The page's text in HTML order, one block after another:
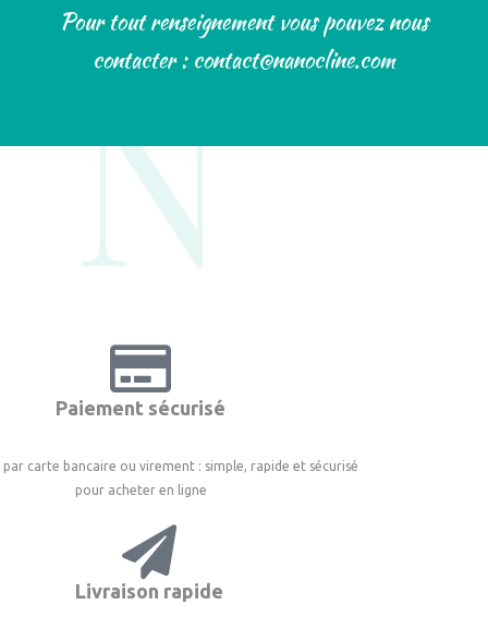
Pour tout renseignement vous pouvez nous
contacter : contact@nanocline.com
N°
Paiement sécurisé
carte bancaire ou virement : simple, rapide et sécurisé
pour acheter en ligne
Livraison rapide